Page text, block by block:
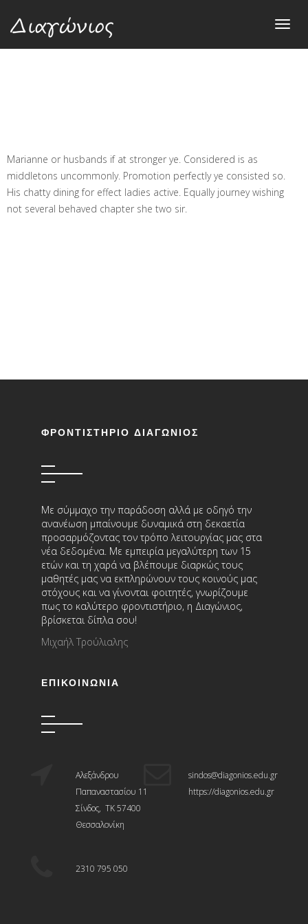
Marianne or husbands if at stronger ye. Considered is as
middletons uncommonly. Promotion perfectly ye consisted so.
His chatty dining for effect ladies active. Equally journey wishing
not several behaved chapter she two sir.
ΦΡΟΝΤΙΣΤΗΡΙΟ ΔΙΑΓΩΝΙΟΣ
Με σύμμαχο την παράδοση αλλά με οδηγό την
ανανέωση μπαίνουμε δυναμικά στη δεκαετία
προσαρμόζοντας τον τρόπο λειτουργίας μας στα
νέα δεδομένα. Με εμπειρία μεγαλύτερη των 15
ετών και τη χαρά να βλέπουμε διαρκώς τους
μαθητές μας να εκπληρώνουν τους κοινούς μας
στόχους και να γίνονται φοιτητές, γνωρίζουμε
πως το καλύτερο φροντιστήριο, η Διαγώνιος,
βρίσκεται δίπλα σου!
Μιχαήλ Τρούλιαλης
ΕΠΙΚΟΙΝΩΝΊΑ
Αλεξάνδρου
Παπαναστασίου 11
Σίνδος, ΤΚ 57400
Θεσσαλονίκη
sindos@diagonios.edu.gr
https://diagonios.edu.gr
2310 795 050